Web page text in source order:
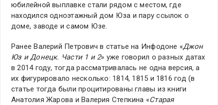
юбилейной выплавке стали рядом с местом, где
находился одноэтажный дом Юза и пару ссылок о
доме, заводе и самом Юзе.
Ранее Валерий Петрович в статье на Инфодоне «Джон
Юз и Донецк. Части 1 и 2» уже говорил о разных датах
в 2014 году, тогда рассматривалась не одна версия, а
их фигурировало несколько: 1814, 1815 и 1816 год (в
статье тогда были процитированы главы из книги
Анатолия Жарова и Валерия Степкина «Старая